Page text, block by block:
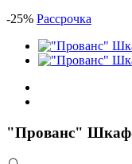
-25% Рассрочка
"Прованс"